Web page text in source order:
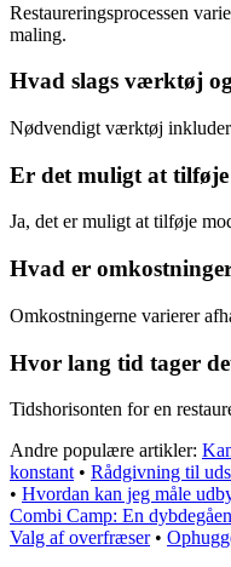
Restaureringsprocessen
maling.
Hvad slags værktøj
Nødvendigt værktøj
Er det muligt at tilføje
Ja, det er muligt at tilføje
Hvad er
Omkostningerne varierer
Hvor lang tid tager
Tidshorisonten for en
Andre populære artikler:
konstant • Rådgivning til
• Hvordan kan jeg måle
Combi Camp: En
Valg af overfræser•